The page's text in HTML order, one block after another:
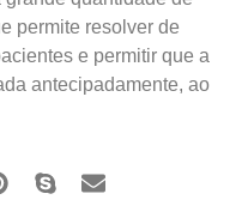
permite resolver de
e permitir que a
antecipadamente, ao